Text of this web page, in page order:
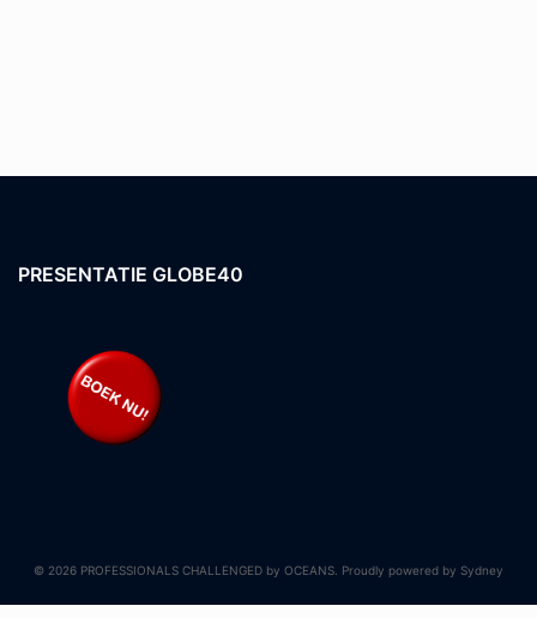
PRESENTATIE GLOBE40
© 2026 PROFESSIONALS CHALLENGED by OCEANS. Proudly powered by Sydney